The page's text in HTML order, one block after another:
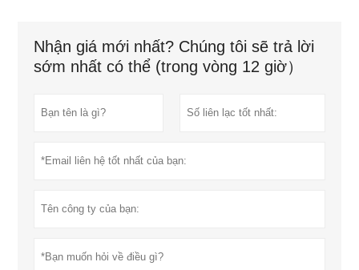
Nhận giá mới nhất? Chúng tôi sẽ trả lời
sớm nhất có thể (trong vòng 12 giờ）